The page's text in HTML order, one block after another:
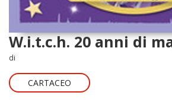
W.i.t.c.h. 20 anni di
di
CARTACEO